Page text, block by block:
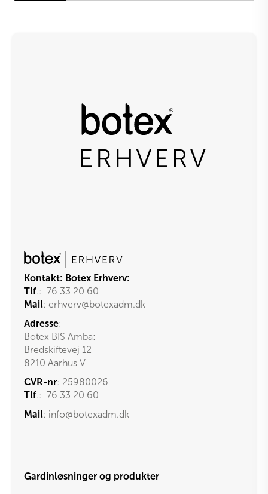
Kontakt: Botex Erhverv:
Tlf.: 76 33 20 60
Mail: erhverv@botexadm.dk
Adresse:
Botex BIS Amba:
Bredskiftevej 12
8210 Aarhus V
CVR-nr: 25980026
Tlf.: 76 33 20 60
Mail: info@botexadm.dk
Gardinløsninger og produkter